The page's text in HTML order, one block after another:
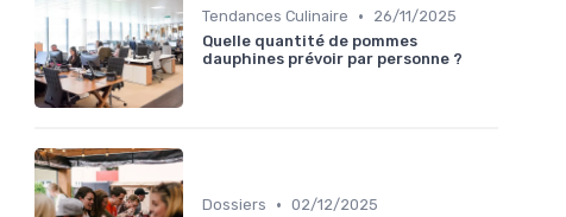
Tendances Culinaire •
26/11/2025
Quelle quantité de pommes
dauphines prévoir par personne ?
Dossiers • 02/12/2025